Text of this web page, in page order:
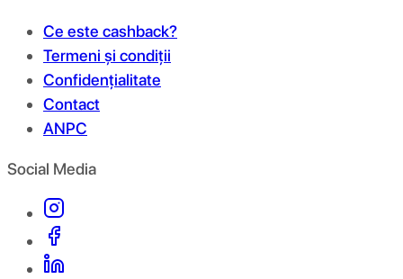
Ce este cashback?
Termeni și condiții
Confidențialitate
Contact
ANPC
Social Media